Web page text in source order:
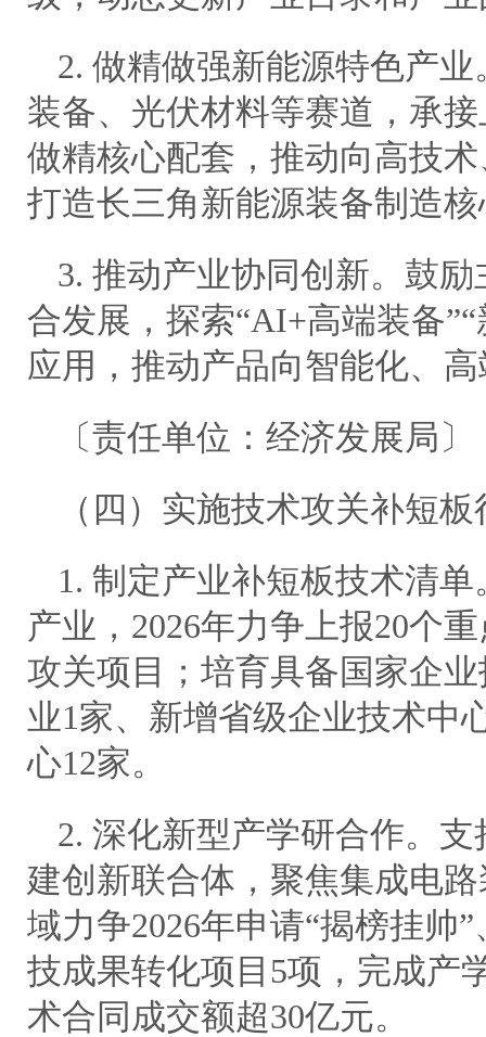
2. 做精做强新能源特色产
装备、光伏材料等赛道，承
做精核心配套，推动向高技
打造长三角新能源装备制造
3. 推动产业协同创新。鼓
合发展，探索“AI+高端装备
应用，推动产品向智能化、
〔责任单位：经济发展局〕
（四）实施技术攻关补短板
1. 制定产业补短板技术清
产业，2026年力争上报20个
攻关项目；培育具备国家企
业1家、新增省级企业技术中
心12家。
2. 深化新型产学研合作。
建创新联合体，聚焦集成电
域力争2026年申请“揭榜挂帅
技成果转化项目5项，完成产
术合同成交额超30亿元。